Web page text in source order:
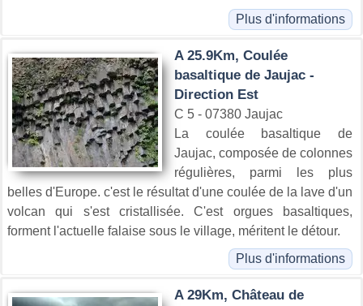
Plus d'informations
A 25.9Km, Coulée
basaltique de Jaujac -
Direction Est
C 5 - 07380 Jaujac
La coulée basaltique de
Jaujac, composée de colonnes
régulières, parmi les plus
belles d'Europe. c'est le résultat d'une coulée de la lave d'un
volcan qui s'est cristallisée. C'est orgues basaltiques,
forment l'actuelle falaise sous le village, méritent le détour.
Plus d'informations
A 29Km, Château de